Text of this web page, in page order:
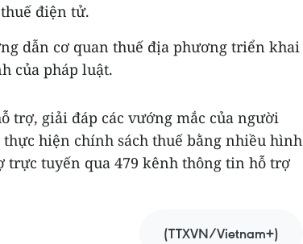
điện tử.
dẫn cơ quan thuế địa phương triển khai
của pháp luật.
trợ, giải đáp các vướng mắc của người
hiện chính sách thuế bằng nhiều hình
trực tuyến qua 479 kênh thông tin hỗ trợ
(TTXVN/Vietnam+)